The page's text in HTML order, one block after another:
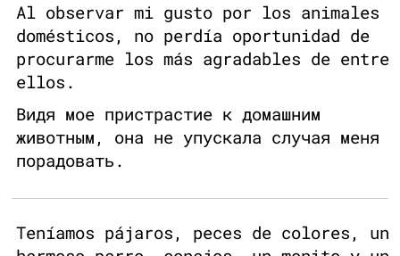
Al observar mi gusto por los animales
domésticos, no perdía oportunidad de
procurarme los más agradables de entre
ellos.
Видя мое пристрастие к домашним
животным, она не упускала случая меня
порадовать.
Teníamos pájaros, peces de colores, un